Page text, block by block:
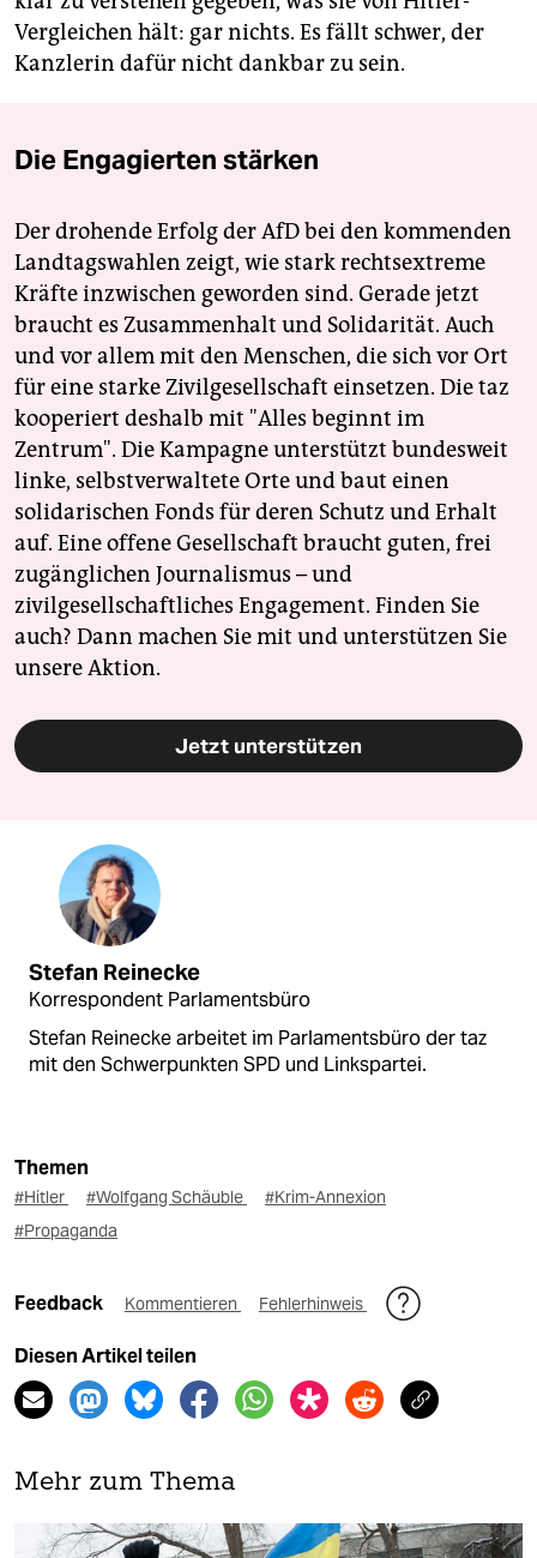
Vergleichen hält: gar nichts. Es fällt schwer, der
Kanzlerin dafür nicht dankbar zu sein.
Die Engagierten stärken
Der drohende Erfolg der AfD bei den kommenden
Landtagswahlen zeigt, wie stark rechtsextreme
Kräfte inzwischen geworden sind. Gerade jetzt
braucht es Zusammenhalt und Solidarität. Auch
und vor allem mit den Menschen, die sich vor Ort
für eine starke Zivilgesellschaft einsetzen. Die taz
kooperiert deshalb mit "Alles beginnt im
Zentrum". Die Kampagne unterstützt bundesweit
linke, selbstverwaltete Orte und baut einen
solidarischen Fonds für deren Schutz und Erhalt
auf. Eine offene Gesellschaft braucht guten, frei
zugänglichen Journalismus – und
zivilgesellschaftliches Engagement. Finden Sie
auch? Dann machen Sie mit und unterstützen Sie
unsere Aktion.
Jetzt unterstützen
Stefan Reinecke
Korrespondent Parlamentsbüro
Stefan Reinecke arbeitet im Parlamentsbüro der taz
mit den Schwerpunkten SPD und Linkspartei.
Themen
#Hitler #Wolfgang Schäuble
#Krim-Annexion
#Propaganda
Feedback Kommentieren Fehlerhinweis
Diesen Artikel teilen
Mehr zum Thema